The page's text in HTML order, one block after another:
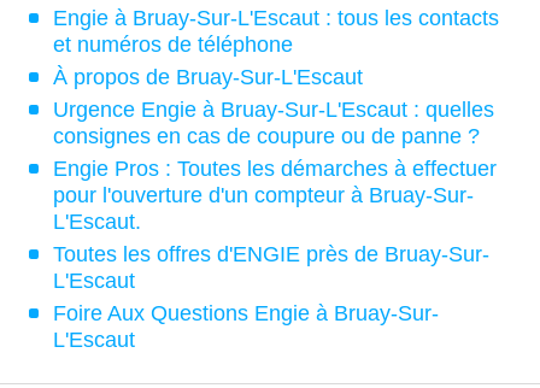
Engie à Bruay-Sur-L'Escaut : tous les contacts
et numéros de téléphone
À propos de Bruay-Sur-L'Escaut
Urgence Engie à Bruay-Sur-L'Escaut : quelles
consignes en cas de coupure ou de panne ?
Engie Pros : Toutes les démarches à effectuer
pour l'ouverture d'un compteur à Bruay-Sur-
L'Escaut.
Toutes les offres d'ENGIE près de Bruay-Sur-
L'Escaut
Foire Aux Questions Engie à Bruay-Sur-
L'Escaut